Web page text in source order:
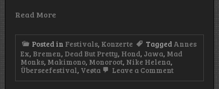
Read More
Posted in Festivals, Konzerte Tagged Annes
Ex, Bremen, Dead But Pretty, Hond, Jawa, Mad
Monks, Makimono, Monoroot, Nike Helena,
Überseefestival, Veøta Leave a Commenton